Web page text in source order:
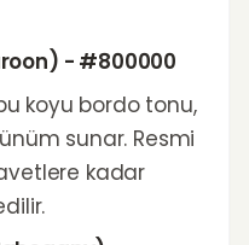
- #800000
koyu bordo tonu,
sunar. Resmi
kadar